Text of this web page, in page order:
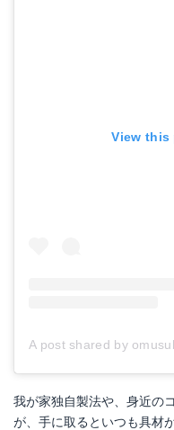
View this
我が家独自製法や、身近の
が、手に取るといつも具材